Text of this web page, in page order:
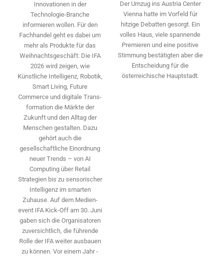
Innovationen in der
Technologie-­Branche
informieren wollen. Für den
Fachhandel geht es dabei um
mehr als Produkte für das
Weihnachtsgeschäft: Die IFA
2026 wird ­zeigen, wie
Künstliche Intelligenz, Robotik,
Smart Living, Future
Commerce und digitale Trans­
formation die Märkte der
Zukunft und den Alltag der
Menschen gestalten. Dazu
gehört auch die
gesellschaftliche Einordnung
neuer Trends – von AI
Computing über Retail
Strategien bis zu sensorischer
Intelligenz im smarten
Zuhause. Auf dem Medien­
event IFA Kick-Off am 30. Juni
gaben sich die Organisatoren
zuversichtlich, die führende
Rolle der IFA weiter ausbauen
zu können. Vor einem Jahr ­
Der Umzug ins Austria Center
Vienna hatte im Vorfeld für
hitzige Debatten gesorgt. Ein
volles Haus, viele spannende
Premieren und eine positive
Stimmung bestätigten aber die
Entscheidung für die
österreichische Hauptstadt.